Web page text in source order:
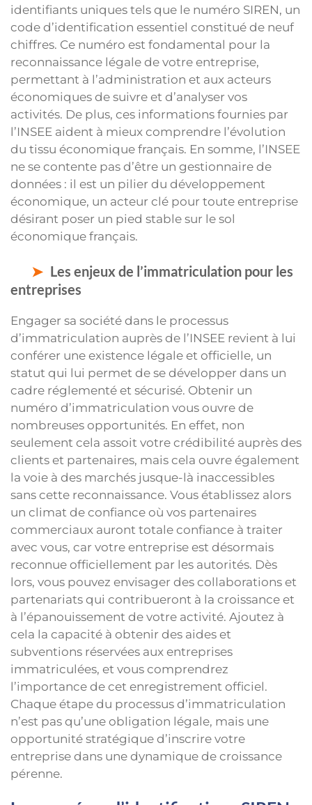
identifiants uniques tels que le numéro SIREN, un
code d’identification essentiel constitué de neuf
chiffres. Ce numéro est fondamental pour la
reconnaissance légale de votre entreprise,
permettant à l’administration et aux acteurs
économiques de suivre et d’analyser vos
activités. De plus, ces informations fournies par
l’INSEE aident à mieux comprendre l’évolution
du tissu économique français. En somme, l’INSEE
ne se contente pas d’être un gestionnaire de
données : il est un pilier du développement
économique, un acteur clé pour toute entreprise
désirant poser un pied stable sur le sol
économique français.
Les enjeux de l’immatriculation pour les
entreprises
Engager sa société dans le processus
d’immatriculation auprès de l’INSEE revient à lui
conférer une existence légale et officielle, un
statut qui lui permet de se développer dans un
cadre réglementé et sécurisé. Obtenir un
numéro d’immatriculation vous ouvre de
nombreuses opportunités. En effet, non
seulement cela assoit votre crédibilité auprès des
clients et partenaires, mais cela ouvre également
la voie à des marchés jusque-là inaccessibles
sans cette reconnaissance. Vous établissez alors
un climat de confiance où vos partenaires
commerciaux auront totale confiance à traiter
avec vous, car votre entreprise est désormais
reconnue officiellement par les autorités. Dès
lors, vous pouvez envisager des collaborations et
partenariats qui contribueront à la croissance et
à l’épanouissement de votre activité. Ajoutez à
cela la capacité à obtenir des aides et
subventions réservées aux entreprises
immatriculées, et vous comprendrez
l’importance de cet enregistrement officiel.
Chaque étape du processus d’immatriculation
n’est pas qu’une obligation légale, mais une
opportunité stratégique d’inscrire votre
entreprise dans une dynamique de croissance
pérenne.